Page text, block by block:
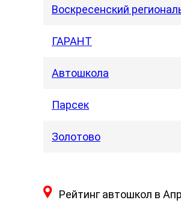
Воскресенский
ГАРАНТ
Автошкола
Парсек
Золотово
Рейтинг автошкол в